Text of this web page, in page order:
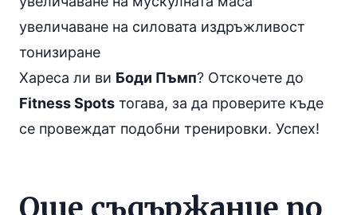
увеличаване на силовата издръжливост
тонизиране
Хареса ли ви Боди Пъмп? Отскочете до
Fitness Spots тогава, за да проверите къде
се провеждат подобни тренировки. Успех!